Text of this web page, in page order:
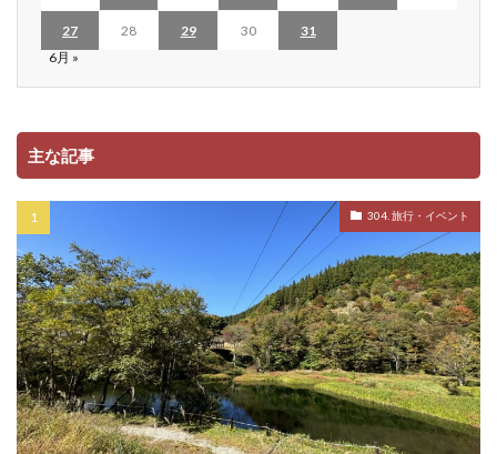
27 28 29 30
31
6月 »
主な記事
304. 旅行・イベント